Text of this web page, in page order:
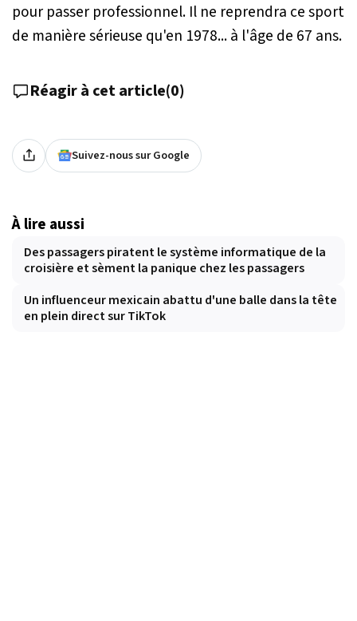
pour passer professionnel. Il ne reprendra ce sport
de manière sérieuse qu'en 1978... à l'âge de 67 ans.
Réagir à cet article(0)
Suivez-nous sur Google
À lire aussi
Des passagers piratent le système informatique de la
croisière et sèment la panique chez les passagers
Un influenceur mexicain abattu d'une balle dans la tête
en plein direct sur TikTok